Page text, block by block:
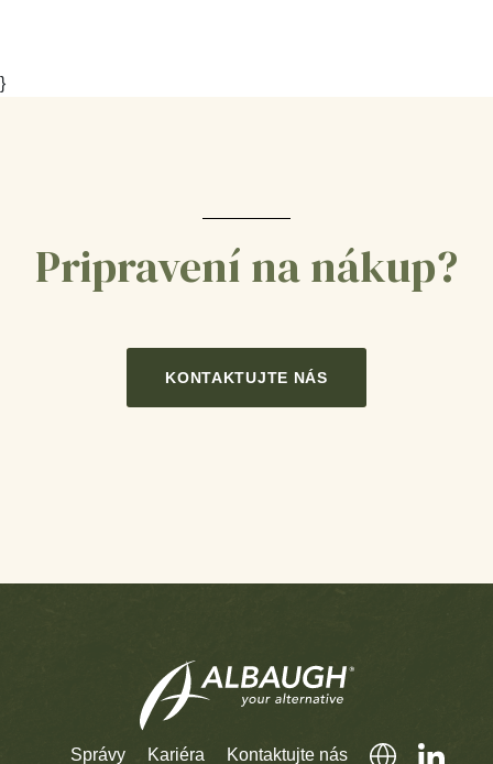
}
Pripravení na nákup?
KONTAKTUJTE NÁS
Správy Kariéra Kontaktujte nás